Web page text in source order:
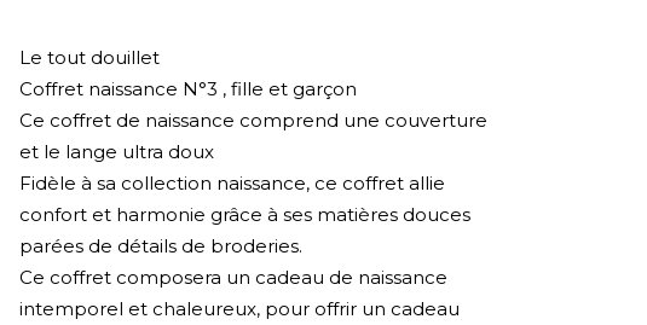
Le tout douillet
Coffret naissance N°3 , fille et garçon
Ce coffret de naissance comprend une couverture
et le lange ultra doux
Fidèle à sa collection naissance, ce coffret allie
confort et harmonie grâce à ses matières douces
parées de détails de broderies.
Ce coffret composera un cadeau de naissance
intemporel et chaleureux, pour offrir un cadeau